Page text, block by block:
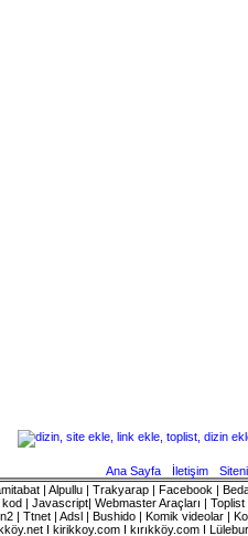
Ana Sayfa İletişim
| Alpullu | Trakyarap | Facebook |
| Javascript| Webmaster Araçları |
| Ttnet | Adsl | Bushido | Komik videolar |
I kirikkoy.com I kırıkköy.com I